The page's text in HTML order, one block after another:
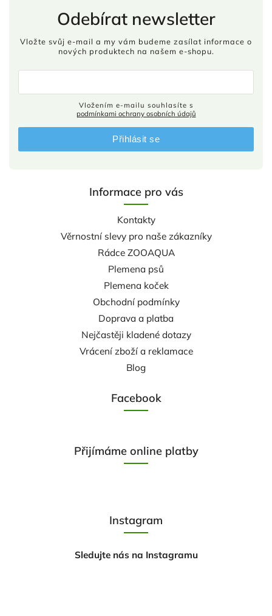
Informace pro vás
Kontakty
Věrnostní slevy pro naše zákazníky
Rádce ZOOAQUA
Plemena psů
Plemena koček
Obchodní podmínky
Doprava a platba
Nejčastěji kladené dotazy
Vrácení zboží a reklamace
Blog
Facebook
Odebírat newsletter
Vložte svůj e-mail a my vám budeme zasílat informace o
nových produktech na našem e-shopu.
podmínkami ochrany osobních údajů
Přihlásit se
Přijímáme online platby
Instagram
Sledujte nás na Instagramu